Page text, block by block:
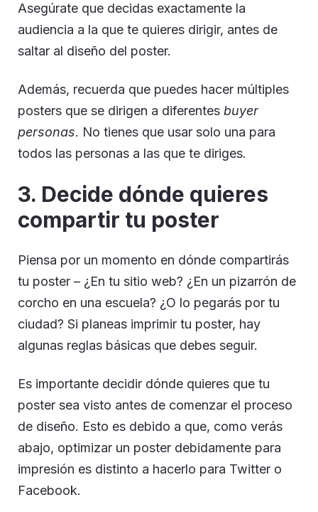
Asegúrate que decidas exactamente la
audiencia a la que te quieres dirigir, antes de
saltar al diseño del poster.
Además, recuerda que puedes hacer múltiples
posters que se dirigen a diferentes buyer
personas. No tienes que usar solo una para
todos las personas a las que te diriges.
3. Decide dónde quieres
compartir tu poster
Piensa por un momento en dónde compartirás
tu poster – ¿En tu sitio web? ¿En un pizarrón de
corcho en una escuela? ¿O lo pegarás por tu
ciudad? Si planeas imprimir tu poster, hay
algunas reglas básicas que debes seguir.
Es importante decidir dónde quieres que tu
poster sea visto antes de comenzar el proceso
de diseño. Esto es debido a que, como verás
abajo, optimizar un poster debidamente para
impresión es distinto a hacerlo para Twitter o
Facebook.